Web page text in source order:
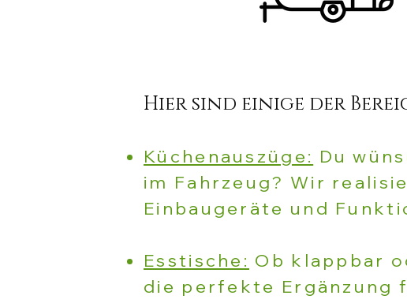
Hier sind einige der
Küchenauszüge: Du
im Fahrzeug? Wir
Einbaugeräte und
Esstische: Ob klappbar
die perfekte Ergänzung